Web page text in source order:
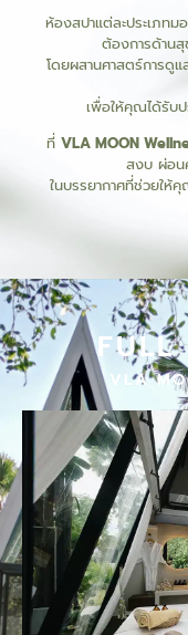
ห้องสปาแต่ละประเภท
ต้องการด้านสุ
โดยผสานศาสตร์การดู
เพื่อให้คุณได้รับ
ที่ VLA MOON
สงบ ผ่อน
ในบรรยากาศที่ช่วยให้
FULL
VLA